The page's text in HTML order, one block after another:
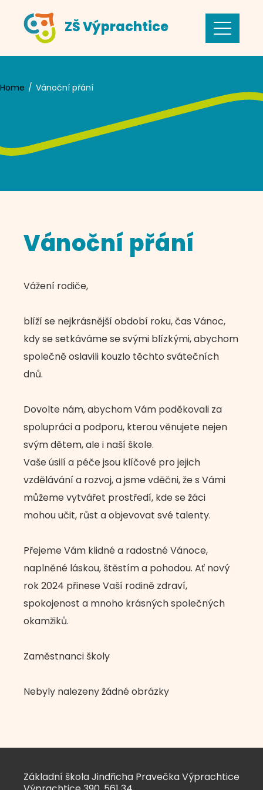
content
ZŠ Výprachtice
Home Vánoční přání
Vánoční přání
Vážení rodiče,
blíží se nejkrásnější období roku, čas Vánoc,
kdy se setkáváme se svými blízkými, abychom
společně oslavili kouzlo těchto svátečních
dnů.
Dovolte nám, abychom Vám poděkovali za
spolupráci a podporu, kterou věnujete nejen
svým dětem, ale i naší škole.
Vaše úsilí a péče jsou klíčové pro jejich
vzdělávání a rozvoj, a jsme vděčni, že s Vámi
můžeme vytvářet prostředí, kde se žáci
mohou učit, růst a objevovat své talenty.
Přejeme Vám klidné a radostné Vánoce,
naplněné láskou, štěstím a pohodou. Ať nový
rok 2024 přinese Vaší rodině zdraví,
spokojenost a mnoho krásných společných
okamžiků.
Zaměstnanci školy
Nebyly nalezeny žádné obrázky
Základní škola Jindřicha Pravečka Výprachtice